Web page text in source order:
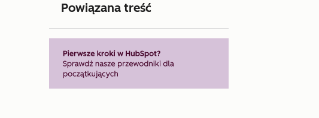
Powiązana treść